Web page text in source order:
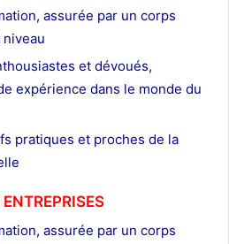
assurée par un corps
et dévoués,
expérience dans le monde du
pratiques et proches de la
assurée par un corps